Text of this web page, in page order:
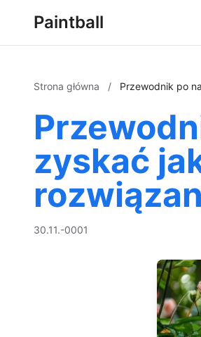
Paintball
Strona główna / Przewodnik po
zyskać
30.11.-0001